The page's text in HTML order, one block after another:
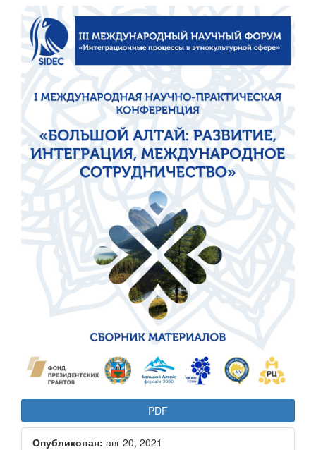
Статья
боковой
панели
PDF
Опубликован: авг 20, 2021